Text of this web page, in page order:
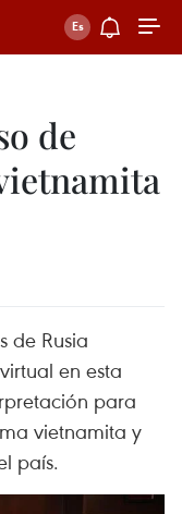
de
de Rusia
en esta
para
vietnamita y
país.